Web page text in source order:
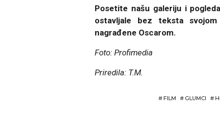
Posetite našu galeriju i
ostavljale bez teksta
nagrađene Oscarom.
Foto: Profimedia
Priredila: T.M.
#FILM # GLUMCI #